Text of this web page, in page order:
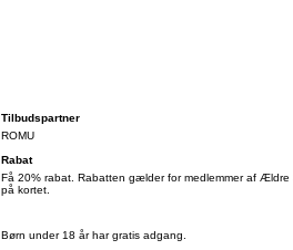
Tilbudspartner
ROMU
Rabat
Få 20% rabat. Rabatten gælder for medlemmer af
på kortet.
Børn under 18 år har gratis adgang.